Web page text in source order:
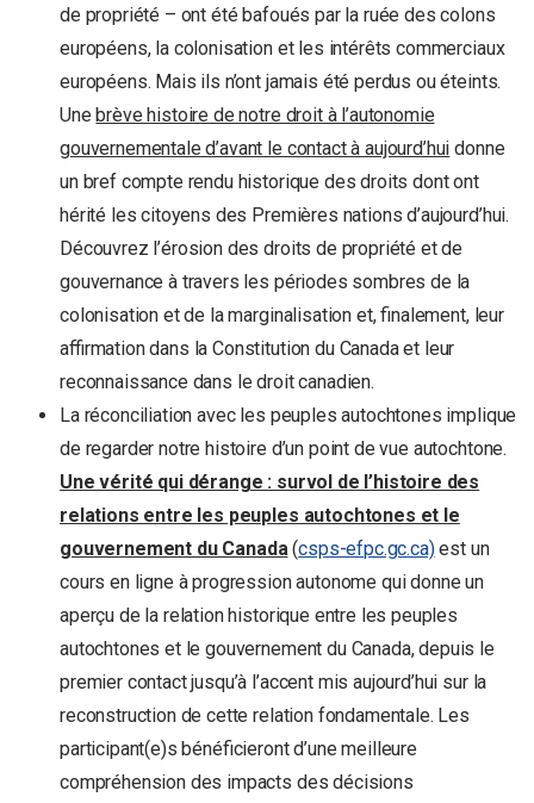
de propriété – ont été bafoués par la ruée des colons
européens, la colonisation et les intérêts commerciaux
européens. Mais ils n’ont jamais été perdus ou éteints.
Unebrève histoire de notre droit à l’autonomie
gouvernementale d’avant le contact à aujourd’hui donne
un bref compte rendu historique des droits dont ont
hérité les citoyens des Premières nations d’aujourd’hui.
Découvrez l’érosion des droits de propriété et de
gouvernance à travers les périodes sombres de la
colonisation et de la marginalisation et, finalement, leur
affirmation dans la Constitution du Canada et leur
reconnaissance dans le droit canadien.
La réconciliation avec les peuples autochtones implique
de regarder notre histoire d’un point de vue autochtone.
Une vérité qui dérange : survol de l’histoire des
relations entre les peuples autochtones et le
gouvernement du Canada(csps-efpc.gc.ca)est un
cours en ligne à progression autonome qui donne un
aperçu de la relation historique entre les peuples
autochtones et le gouvernement du Canada, depuis le
premier contact jusqu’à l’accent mis aujourd’hui sur la
reconstruction de cette relation fondamentale. Les
participant(e)s bénéficieront d’une meilleure
compréhension des impacts des décisions